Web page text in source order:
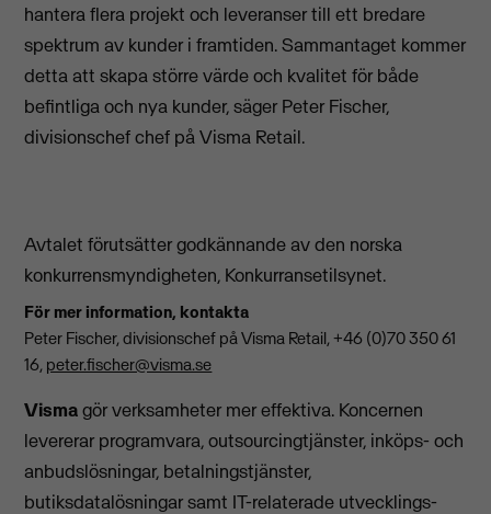
hantera flera projekt och leveranser till ett bredare
spektrum av kunder i framtiden. Sammantaget kommer
detta att skapa större värde och kvalitet för både
befintliga och nya kunder, säger Peter Fischer,
divisionschef chef på Visma Retail.
Avtalet förutsätter godkännande av den norska
konkurrensmyndigheten, Konkurransetilsynet.
För mer information, kontakta
Peter Fischer, divisionschef på Visma Retail, +46 (0)70 350 61
16, peter.fischer@visma.se
Vismagör verksamheter mer effektiva. Koncernen
levererar programvara, outsourcingtjänster, inköps- och
anbudslösningar, betalningstjänster,
butiksdatalösningar samt IT-relaterade utvecklings-